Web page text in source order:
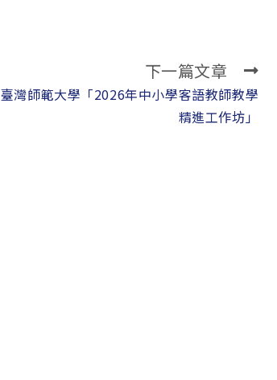
下一篇文章
臺灣師範大學「2026年中小學客語教師教學
精進工作坊」